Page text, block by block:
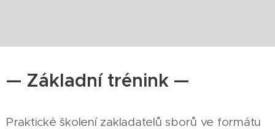
— Základní trénink —
Praktické školení zakladatelů sborů ve formátu